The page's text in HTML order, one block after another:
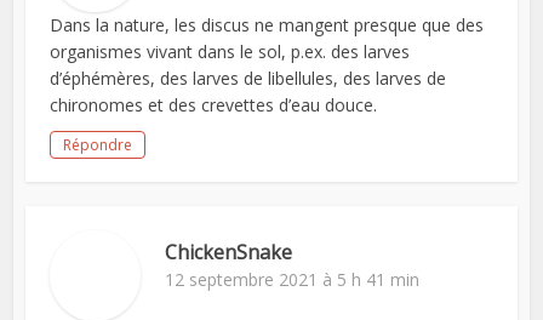
Dans la nature, les discus ne mangent presque que des
organismes vivant dans le sol, p.ex. des larves
d’éphémères, des larves de libellules, des larves de
chironomes et des crevettes d’eau douce.
Répondre
ChickenSnake
12 septembre 2021 à 5 h 41 min